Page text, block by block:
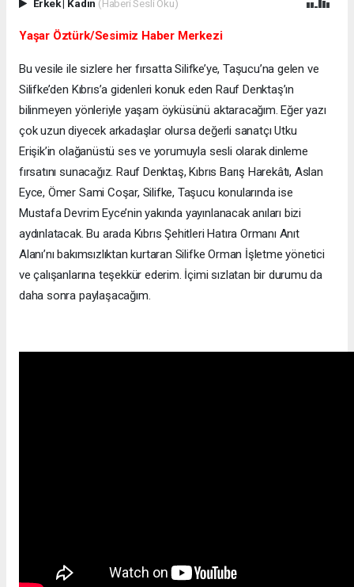
Erkek| Kadın (Haberi Sesli Oku)
Yaşar Öztürk/Sesimiz Haber Merkezi
Bu vesile ile sizlere her fırsatta Silifke’ye, Taşucu’na gelen ve
Silifke’den Kıbrıs’a gidenleri konuk eden Rauf Denktaş’ın
bilinmeyen yönleriyle yaşam öyküsünü aktaracağım. Eğer yazı
çok uzun diyecek arkadaşlar olursa değerli sanatçı Utku
Erişik’in olağanüstü ses ve yorumuyla sesli olarak dinleme
fırsatını sunacağız. Rauf Denktaş, Kıbrıs Barış Harekâtı, Aslan
Eyce, Ömer Sami Coşar, Silifke, Taşucu konularında ise
Mustafa Devrim Eyce’nin yakında yayınlanacak anıları bizi
aydınlatacak. Bu arada Kıbrıs Şehitleri Hatıra Ormanı Anıt
Alanı’nı bakımsızlıktan kurtaran Silifke Orman İşletme yönetici
ve çalışanlarına teşekkür ederim. İçimi sızlatan bir durumu da
daha sonra paylaşacağım.